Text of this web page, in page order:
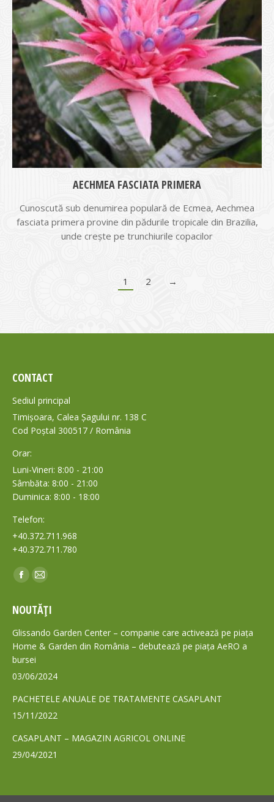
AECHMEA FASCIATA PRIMERA
Cunoscută sub denumirea populară de Ecmea, Aechmea
fasciata primera provine din pădurile tropicale din Brazilia,
unde creşte pe trunchiurile copacilor
1 2 →
CONTACT
Sediul principal
Timișoara, Calea Șagului nr. 138 C
Cod Poștal 300517 / România
Orar:
Luni-Vineri: 8:00 - 21:00
Sâmbăta: 8:00 - 21:00
Duminica: 8:00 - 18:00
Telefon:
+40.372.711.968
+40.372.711.780
Find us on:
Facebook
opens
in
new
window
Mail
opens
in
new
NOUTĂȚI
Glissando Garden Center – companie care activează pe piața
Home & Garden din România – debutează pe piața AeRO a
bursei
03/06/2024
PACHETELE ANUALE DE TRATAMENTE CASAPLANT
15/11/2022
CASAPLANT – MAGAZIN AGRICOL ONLINE
29/04/2021